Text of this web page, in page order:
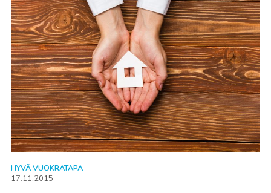
HYVÄ VUOKRATAPA
17.11.2015